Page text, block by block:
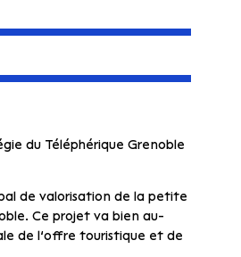
du Téléphérique Grenoble
de valorisation de la petite
Ce projet va bien au-
de l’offre touristique et de